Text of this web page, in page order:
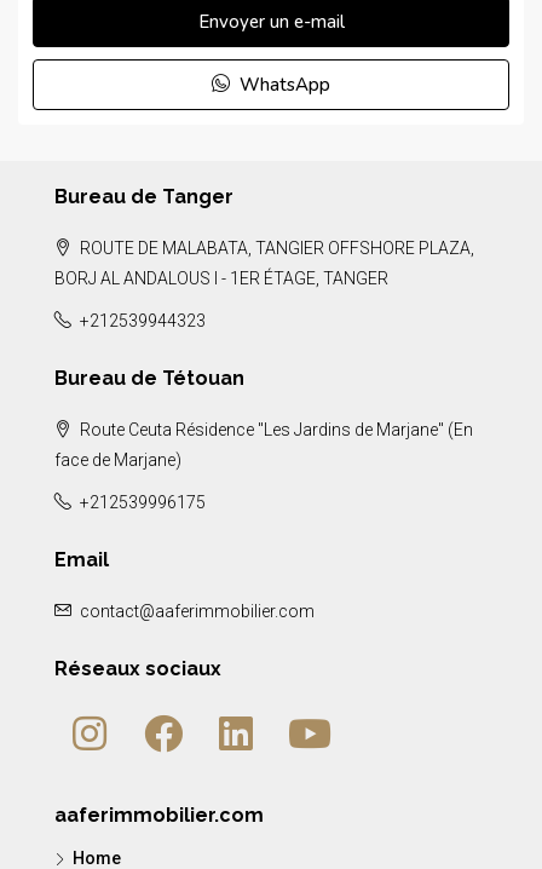
Envoyer un e-mail
WhatsApp
Bureau de Tanger
ROUTE DE MALABATA, TANGIER OFFSHORE PLAZA,
BORJ AL ANDALOUS I - 1ER ÉTAGE, TANGER
+212539944323
Bureau de Tétouan
Route Ceuta Résidence "Les Jardins de Marjane" (En
face de Marjane)
+212539996175
Email
contact@aaferimmobilier.com
Réseaux sociaux
aaferimmobilier.com
Home